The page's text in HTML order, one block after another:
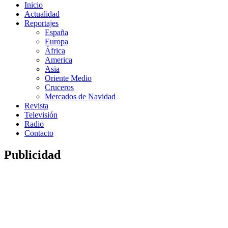
Inicio
Actualidad
Reportajes
España
Europa
África
America
Asia
Oriente Medio
Cruceros
Mercados de Navidad
Revista
Televisión
Radio
Contacto
Publicidad